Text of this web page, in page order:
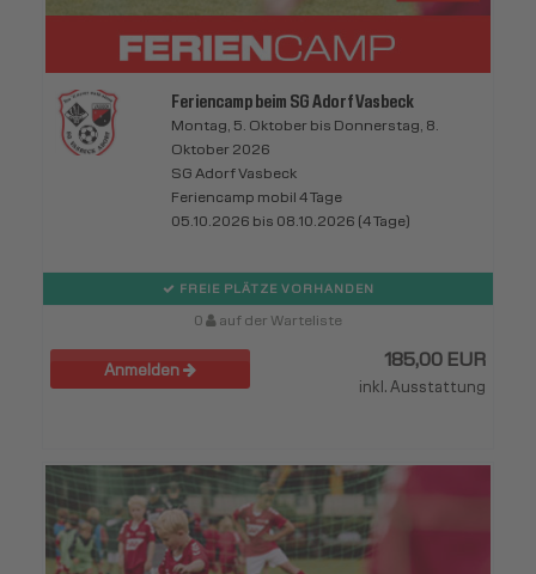
Feriencamp beim SG Adorf Vasbeck
Montag, 5. Oktober bis Donnerstag, 8.
Oktober 2026
SG Adorf Vasbeck
Feriencamp mobil 4 Tage
05.10.2026 bis 08.10.2026 (4 Tage)
FREIE PLÄTZE VORHANDEN
0 auf der Warteliste
Anmelden 185,00 EUR
inkl. Ausstattung